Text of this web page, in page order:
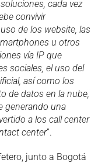
cada vez
convivir
de los website, las
u otros
vía IP que
sociales, el uso del
así como los
de datos en la nube,
generando una
a los call center
center”.
junto a Bogotá